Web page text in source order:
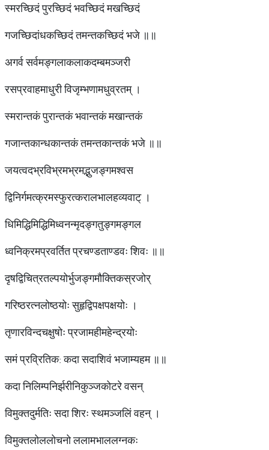
स्मरच्छिदं पुरच्छिदं भवच्छिदं मखच्छिदं
गजच्छिदांधकच्छिदं तमन्तकच्छिदं भजे ॥॥
अगर्व सर्वमङ्गलाकलाकदम्बमञ्जरी
रसप्रवाहमाधुरी विजृम्भणामधुव्रतम् ।
स्मरान्तकं पुरान्तकं भवान्तकं मखान्तकं
गजान्तकान्धकान्तकं तमन्तकान्तकं भजे ॥॥
जयत्वदभ्रविभ्रमभ्रमद्भुजङ्गमश्वस
द्विनिर्गमत्क्रमस्फुरत्करालभालहव्यवाट् ।
धिमिद्धिमिद्धिमिध्वनन्मृदङ्गतुङ्गमङ्गल
ध्वनिक्रमप्रवर्तित प्रचण्डताण्डवः शिवः ॥॥
दृषद्विचित्रतल्पयोर्भुजङ्गमौक्तिकस्रजोर्
गरिष्ठरत्नलोष्ठयोः सुहृद्विपक्षपक्षयोः ।
तृणारविन्दचक्षुषोः प्रजामहीमहेन्द्रयोः
समं प्रव्रितिक: कदा सदाशिवं भजाम्यहम ॥॥
कदा निलिम्पनिर्झरीनिकुञ्जकोटरे वसन्
विमुक्तदुर्मतिः सदा शिरः स्थमञ्जलिं वहन् ।
विमुक्तलोललोचनो ललामभाललग्नकः